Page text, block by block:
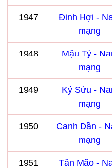
1947
Đinh Hợi -
mạng
1948
Mậu Tý -
mạng
1949
Kỷ Sửu -
mạng
1950
Canh Dần -
mạng
1951
Tân Mão -